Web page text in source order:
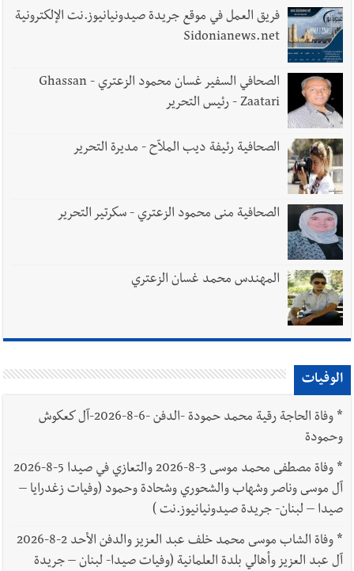
فريق العمل في موقع جريدة صيدونيانيوز.نت الإلكترونية
Sidonianews.net
الصحافي السفير غسان محمود الزعتري - Ghassan
Zaatari - رئيس التحرير
الصحافية رئيفة ديب الملاّح - مديرة التحرير
الصحافية منى محمود الزعتري - سكرتير التحرير
المهندس محمد غسان الزعتري
الوفيات
*
وفاة الحاجة رقية محمد حمودة -الدفن -6-8-2026-آل كعكوش
وحمودة
*
وفاة مصطفى محمد موسى 3-8-2026 والتعازي في صيدا 5-8-2026
آل موسى وناصر وشهاب والشحوري وشحادة وحمود (وفيات زغدرايا –
صيدا – لبنان- جريدة صيدونيانيوز.نت )
*
وفاة الشاب موسى محمد خلف عبد العزيز والدفن الأحد 2-8-2026
آل عبد العزيز وأهالي بلدة العلمانية (وفيات صيدا- لبنان – جريدة